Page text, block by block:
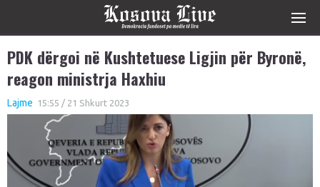
PDK dërgoi në Kushtetuese Ligjin për Byronë,
reagon ministrja Haxhiu
Lajme 15:55 / 21 Shkurt 2023